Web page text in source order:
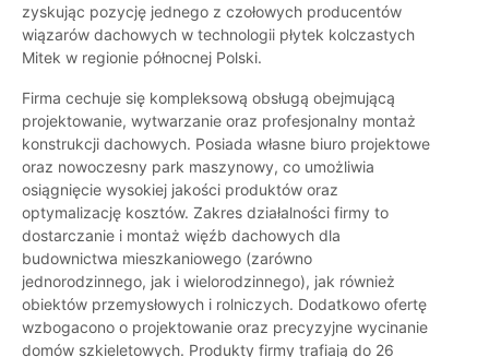
zyskując pozycję jednego z czołowych producentów
wiązarów dachowych w technologii płytek kolczastych
Mitek w regionie północnej Polski.
Firma cechuje się kompleksową obsługą obejmującą
projektowanie, wytwarzanie oraz profesjonalny montaż
konstrukcji dachowych. Posiada własne biuro projektowe
oraz nowoczesny park maszynowy, co umożliwia
osiągnięcie wysokiej jakości produktów oraz
optymalizację kosztów. Zakres działalności firmy to
dostarczanie i montaż więźb dachowych dla
budownictwa mieszkaniowego (zarówno
jednorodzinnego, jak i wielorodzinnego), jak również
obiektów przemysłowych i rolniczych. Dodatkowo ofertę
wzbogacono o projektowanie oraz precyzyjne wycinanie
domów szkieletowych. Produkty firmy trafiają do 26